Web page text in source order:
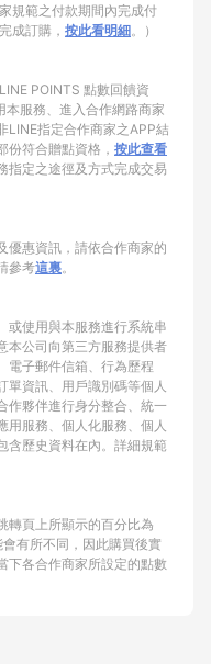
規範之付款期間內完成付
成訂購， 按此看明細。）
POINTS 點數回饋資
服務、進入合作網路商家
LINE指定合作商家之APP結
份符合贈點資格， 按此查看
指定之途徑及方式完成交易
優惠資訊，請依合作商家的
參考這裏。
或使用與本服務進行系統串
本公司向第三方服務提供者
電子郵件信箱、行為歷程
單資訊、用戶識別碼等個人
作夥伴進行身分整合、統一
用服務、個人化服務、個人
含歷史資料在內。詳細規範
轉頁上所顯示的百分比為
有所不同，因此購買後實
下各合作商家所設定的點數